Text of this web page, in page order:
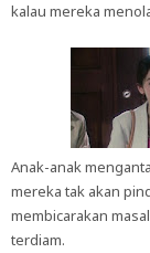
kalau mereka
Anak-anak
mereka tak akan
membicarakan
terdiam.